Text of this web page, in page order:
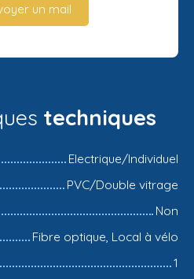
un mail
techniques
Electrique/Individuel
PVC/Double vitrage
Non
Fibre optique, Local à vélo
1